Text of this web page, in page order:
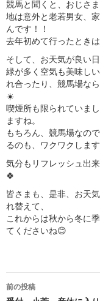
競馬と聞くと、おじさ
地は意外と老若男女、
んです！！
去年初めて行ったとき
そして、お天気が良い日
緑が多く空気も美味し
れ合ったり、競馬場な
☀️
喫煙所も限られていま
ますね。
もちろん、競馬場なの
るのも、ワクワクしま
気分もリフレッシュ出
🍀
皆さまも、是非、お天
れ替えて、
これからは秋から冬に
てくださいね😊
投
前の投稿